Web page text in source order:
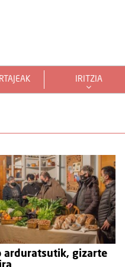
IRITZIA
arduratsutik, gizarte